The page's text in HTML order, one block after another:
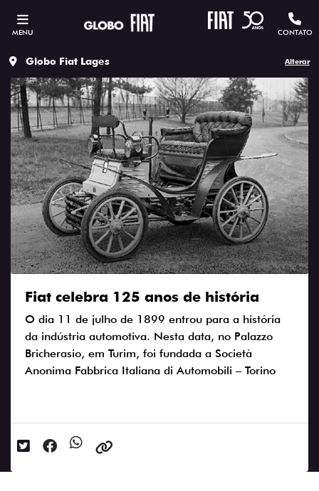
MENU CONTATO
Globo Fiat Lages Alterar
Fiat celebra 125 anos de história
O dia 11 de julho de 1899 entrou para a história
da indústria automotiva. Nesta data, no Palazzo
Bricherasio, em Turim, foi fundada a Società
Anonima Fabbrica Italiana di Automobili – Torino